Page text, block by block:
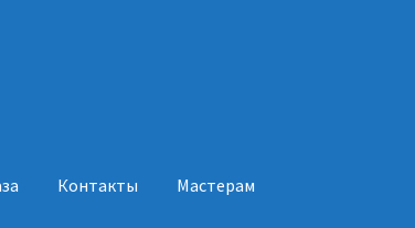
Контакты Мастерам